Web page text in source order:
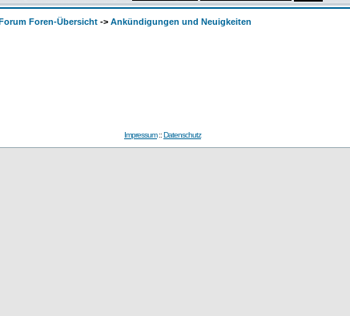
Foren-Übersicht -> Ankündigungen und Neuigkeiten
Impressum::Datenschutz